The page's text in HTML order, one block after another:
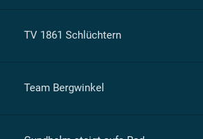
TV 1861 Schlüchtern
Team Bergwinkel